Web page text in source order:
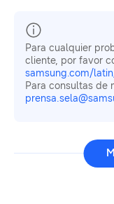
Para cualquier
cliente, por favor
samsung.com/
Para consultas de